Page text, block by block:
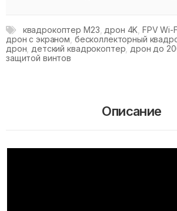
квадрокоптер M23 дрон 4K ,FPV Wi-
дрон с экраном бесколлекторный
дрон детский квадрокоптер дрон до
защитой винтов
Описание